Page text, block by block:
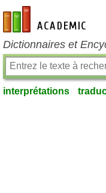
fr-academic.com
Dictionnaires et
interprétations